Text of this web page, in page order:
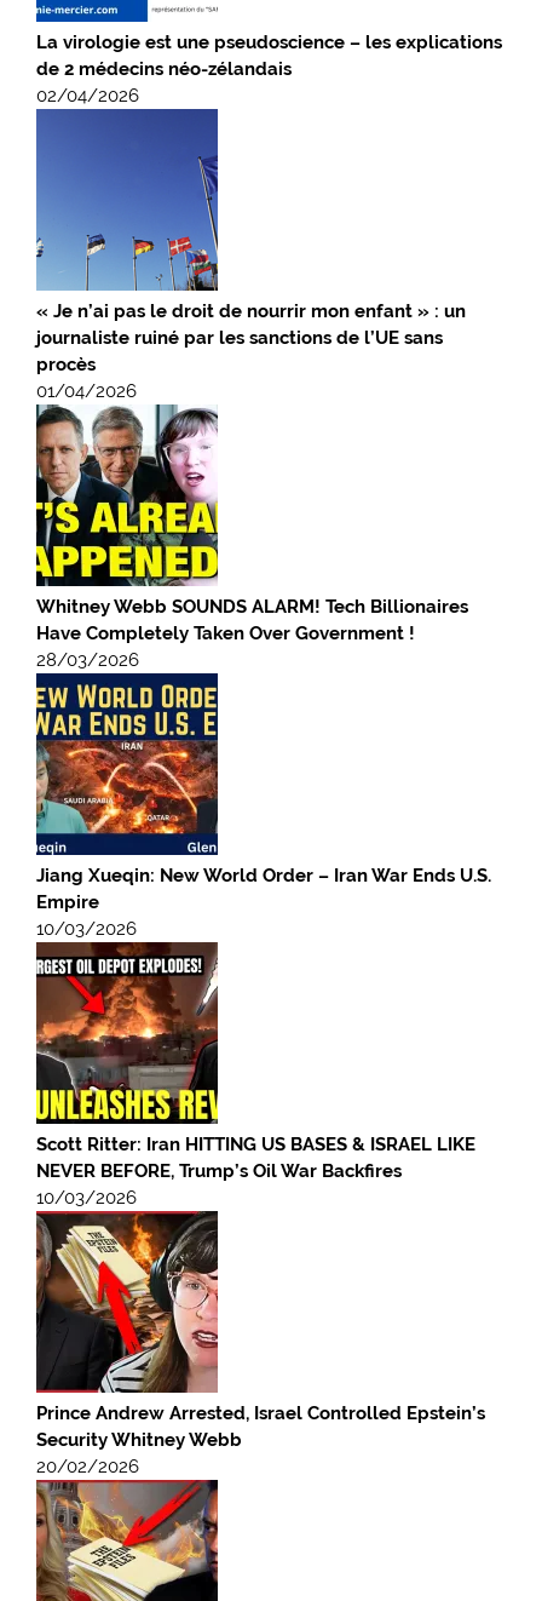
La virologie est une pseudoscience – les explications
de 2 médecins néo-zélandais
02/04/2026
« Je n’ai pas le droit de nourrir mon enfant » : un
journaliste ruiné par les sanctions de l’UE sans
procès
01/04/2026
Whitney Webb SOUNDS ALARM! Tech Billionaires
Have Completely Taken Over Government !
28/03/2026
Jiang Xueqin: New World Order – Iran War Ends U.S.
Empire
10/03/2026
Scott Ritter: Iran HITTING US BASES & ISRAEL LIKE
NEVER BEFORE, Trump’s Oil War Backfires
10/03/2026
Prince Andrew Arrested, Israel Controlled Epstein’s
Security Whitney Webb
20/02/2026